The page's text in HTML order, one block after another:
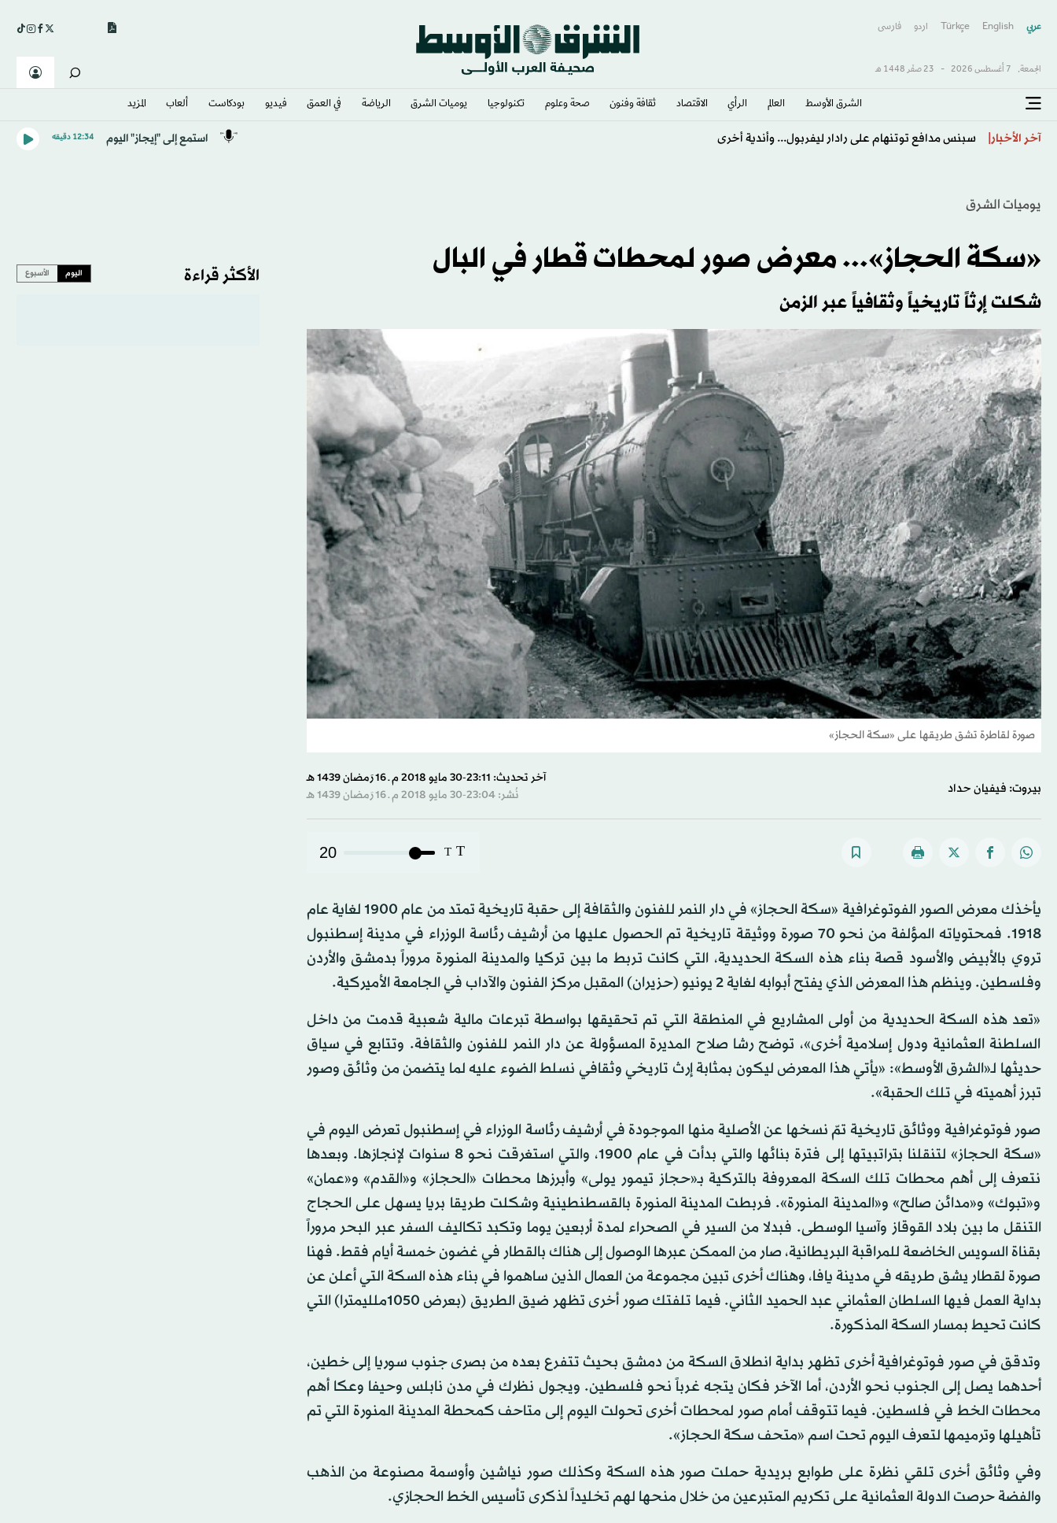
عربي English
Türkçe اردو فارسى
الجمعة, 7 أغسطس 2026 - 23 صفَر 1448 هـ
الشرق الأوسط​ العالم الرأي الاقتصاد ثقافة وفنون صحة وعلوم تكنولوجيا يوميات الشرق​ الرياضة في العمق فيديو بودكاست ألعاب المزيد
آخر الأخبار عبد الله السالم: لا أعلم شيئاً عن مفاوضات الهلال… ملتزم مع القادسية استمع إلى "إيجاز" اليوم 12:34 دقيقه
يوميات الشرق
«سكة الحجاز»... معرض صور لمحطات قطار في البال
شكلت إرثاً تاريخياً وثقافياً عبر الزمن
صورة لقاطرة تشق طريقها على «سكة الحجاز»
بيروت: فيفيان حداد
آخر تحديث: 23:11-30 مايو 2018 م ـ 16 رَمضان 1439 هـ
نُشر: 23:04-30 مايو 2018 م ـ 16 رَمضان 1439 هـ
T
T
20
يأخذك معرض الصور الفوتوغرافية «سكة الحجاز» في دار النمر للفنون والثقافة إلى حقبة تاريخية تمتد من عام 1900 لغاية عام
1918. فمحتوياته المؤلفة من نحو 70 صورة ووثيقة تاريخية تم الحصول عليها من أرشيف رئاسة الوزراء في مدينة إسطنبول
تروي بالأبيض والأسود قصة بناء هذه السكة الحديدية، التي كانت تربط ما بين تركيا والمدينة المنورة مروراً بدمشق والأردن
وفلسطين. وينظم هذا المعرض الذي يفتح أبوابه لغاية 2 يونيو (حزيران) المقبل مركز الفنون والآداب في الجامعة الأميركية.
«تعد هذه السكة الحديدية من أولى المشاريع في المنطقة التي تم تحقيقها بواسطة تبرعات مالية شعبية قدمت من داخل
السلطنة العثمانية ودول إسلامية أخرى»، توضح رشا صلاح المديرة المسؤولة عن دار النمر للفنون والثقافة. وتتابع في سياق
حديثها لـ«الشرق الأوسط»: «يأتي هذا المعرض ليكون بمثابة إرث تاريخي وثقافي نسلط الضوء عليه لما يتضمن من وثائق وصور
تبرز أهميته في تلك الحقبة».
صور فوتوغرافية ووثائق تاريخية تمّ نسخها عن الأصلية منها الموجودة في أرشيف رئاسة الوزراء في إسطنبول تعرض اليوم في
«سكة الحجاز» لتنقلنا بتراتبيتها إلى فترة بنائها والتي بدأت في عام 1900، والتي استغرقت نحو 8 سنوات لإنجازها. وبعدها
نتعرف إلى أهم محطات تلك السكة المعروفة بالتركية بـ«حجاز تيمور يولى» وأبرزها محطات «الحجاز» و«القدم» و«عمان»
و«تبوك» و«مدائن صالح» و«المدينة المنورة». فربطت المدينة المنورة بالقسطنطينية وشكلت طريقا بريا يسهل على الحجاج
التنقل ما بين بلاد القوقاز وآسيا الوسطى. فبدلا من السير في الصحراء لمدة أربعين يوما وتكبد تكاليف السفر عبر البحر مروراً
بقناة السويس الخاضعة للمراقبة البريطانية، صار من الممكن عبرها الوصول إلى هناك بالقطار في غضون خمسة أيام فقط. فهنا
صورة لقطار يشق طريقه في مدينة يافا، وهناك أخرى تبين مجموعة من العمال الذين ساهموا في بناء هذه السكة التي أعلن عن
بداية العمل فيها السلطان العثماني عبد الحميد الثاني. فيما تلفتك صور أخرى تظهر ضيق الطريق (بعرض 1050ملليمترا) التي
كانت تحيط بمسار السكة المذكورة.
وتدقق في صور فوتوغرافية أخرى تظهر بداية انطلاق السكة من دمشق بحيث تتفرع بعده من بصرى جنوب سوريا إلى خطين،
أحدهما يصل إلى الجنوب نحو الأردن، أما الآخر فكان يتجه غرباً نحو فلسطين. ويجول نظرك في مدن نابلس وحيفا وعكا أهم
محطات الخط في فلسطين. فيما تتوقف أمام صور لمحطات أخرى تحولت اليوم إلى متاحف كمحطة المدينة المنورة التي تم
تأهيلها وترميمها لتعرف اليوم تحت اسم «متحف سكة الحجاز».
وفي وثائق أخرى تلقي نظرة على طوابع بريدية حملت صور هذه السكة وكذلك صور نياشين وأوسمة مصنوعة من الذهب
والفضة حرصت الدولة العثمانية على تكريم المتبرعين من خلال منحها لهم تخليداً لذكرى تأسيس الخط الحجازي.
الأكثر قراءة اليوم الأسبوع